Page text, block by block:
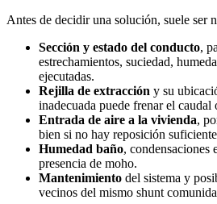
Antes de decidir una solución, suele ser
Sección y estado del conducto,
estrechamientos, suciedad,
ejecutadas.
Rejilla de extracción y su
inadecuada puede frenar el caudal
Entrada de aire a la vivienda,
bien si no hay reposición
Humedad baño, condensaciones
presencia de moho.
Mantenimiento del sistema y
vecinos del mismo shunt